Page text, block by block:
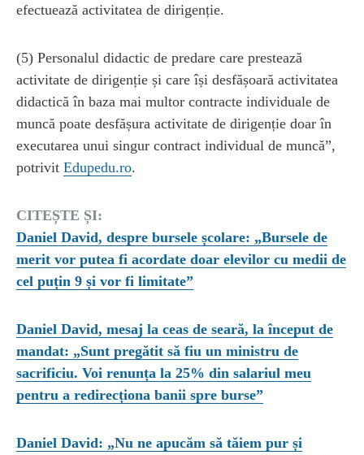
efectuează activitatea de dirigenție.
(5) Personalul didactic de predare care prestează
activitate de dirigenție și care își desfășoară activitatea
didactică în baza mai multor contracte individuale de
muncă poate desfășura activitate de dirigenție doar în
executarea unui singur contract individual de muncă”,
potrivit Edupedu.ro.
CITEȘTE ȘI:
Daniel David, despre bursele școlare: „Bursele de
merit vor putea fi acordate doar elevilor cu medii de
cel puțin 9 și vor fi limitate”
Daniel David, mesaj la ceas de seară, la început de
mandat: „Sunt pregătit să fiu un ministru de
sacrificiu. Voi renunța la 25% din salariul meu
pentru a redirecționa banii spre burse”
Daniel David: „Nu ne apucăm să tăiem pur și